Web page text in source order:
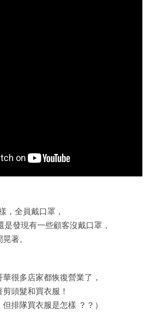
，全員戴口罩，
發現有一些顧客沒戴口罩，
著。
很多店家都恢復營業了，
頭髮和買衣服！
但排隊買衣服是怎樣 ？？）